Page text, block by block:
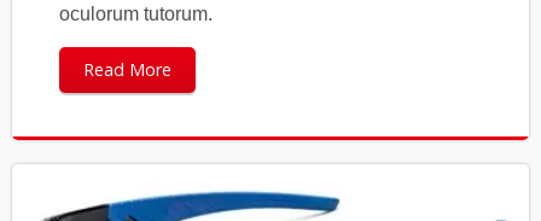
oculorum tutorum.
Read More